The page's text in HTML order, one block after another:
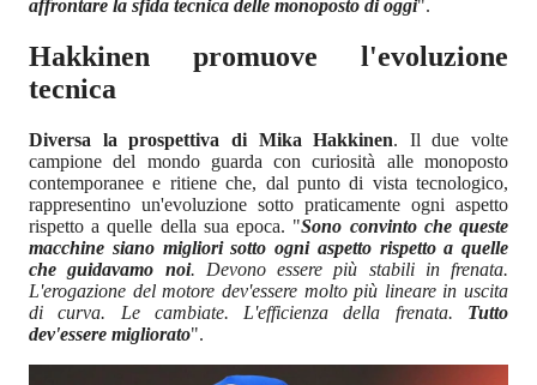
affrontare la sfida tecnica delle monoposto di oggi".
Hakkinen promuove l'evoluzione
tecnica
Diversa la prospettiva di Mika Hakkinen. Il due volte
campione del mondo guarda con curiosità alle monoposto
contemporanee e ritiene che, dal punto di vista tecnologico,
rappresentino un'evoluzione sotto praticamente ogni aspetto
rispetto a quelle della sua epoca. "Sono convinto che queste
macchine siano migliori sotto ogni aspetto rispetto a quelle
che guidavamo noi. Devono essere più stabili in frenata.
L'erogazione del motore dev'essere molto più lineare in uscita
di curva. Le cambiate. L'efficienza della frenata. Tutto
dev'essere migliorato".